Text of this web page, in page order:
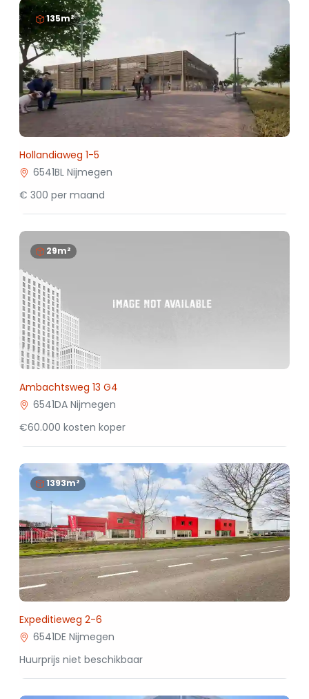
135m²
Hollandiaweg 1-5
6541BL Nijmegen
€ 300 per maand
29m²
Ambachtsweg 13 G4
6541DA Nijmegen
€60.000 kosten koper
1393m²
Expeditieweg 2-6
6541DE Nijmegen
Huurprijs niet beschikbaar